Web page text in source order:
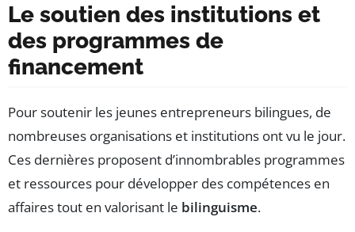
Le soutien des institutions et
des programmes de
financement
Pour soutenir les jeunes entrepreneurs bilingues, de
nombreuses organisations et institutions ont vu le jour.
Ces dernières proposent d’innombrables programmes
et ressources pour développer des compétences en
affaires tout en valorisant le bilinguisme.